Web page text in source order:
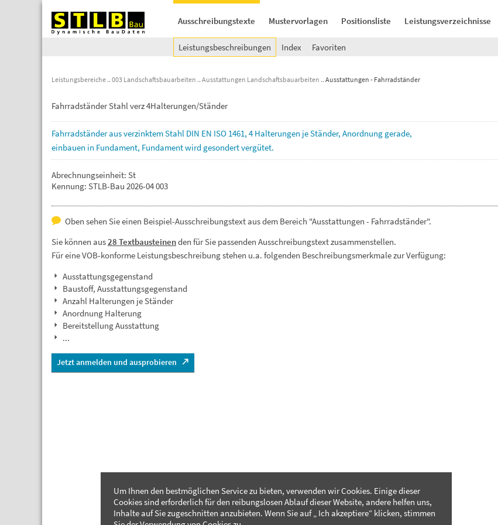
Ausschreibungstexte Mustervorlagen Positionsliste Leistungsverzeichnisse
Leistungsbeschreibungen Index Favoriten
Leistungsbereiche 003 Landschaftsbauarbeiten Ausstattungen Landschaftsbauarbeiten Ausstattungen - Fahrradständer
Fahrradständer Stahl verz 4Halterungen/Ständer
FahrradständerausverzinktemStahl DIN EN ISO 1461, 4 Halterungen jeStänder, Anordnung gerade,
einbauen in Fundament, Fundamentwird gesondertvergütet.
Abrechnungseinheit: St
Kennung: STLB-Bau 2026-04 003
Oben sehen Sie einen Beispiel-Ausschreibungstext aus dem Bereich "Ausstattungen - Fahrradständer".
Sie können aus28 Textbausteinenden für Sie passenden Ausschreibungstext zusammenstellen.
Für eine VOB-konforme Leistungsbeschreibung stehen u.a. folgenden Beschreibungsmerkmale zur Verfügung:
Ausstattungsgegenstand
Baustoff, Ausstattungsgegenstand
Anzahl Halterungen je Ständer
Anordnung Halterung
Bereitstellung Ausstattung
...
Jetzt anmelden und ausprobieren
Um Ihnen den bestmöglichen Service zu bieten, verwenden wir Cookies. Einige dieser
Cookies sind erforderlich für den reibungslosen Ablauf dieser Website, andere helfen uns,
Inhalte auf Sie zugeschnitten anzubieten. Wenn Sie auf „ Ich akzeptiere“ klicken, stimmen